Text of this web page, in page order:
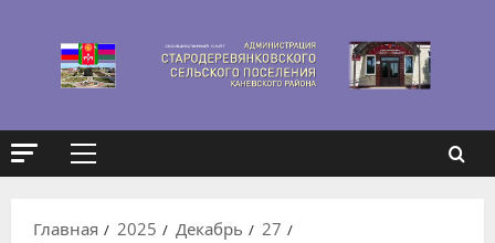
содержимому
Основное
Главная
2025 Декабрь
27